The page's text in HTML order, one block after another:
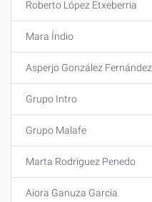
Roberto López Etxeberria
Mara Índio
Asperjo González Fernández
Grupo Intro
Grupo Malafe
Marta Rodriguez Penedo
Aiora Ganuza Garcia